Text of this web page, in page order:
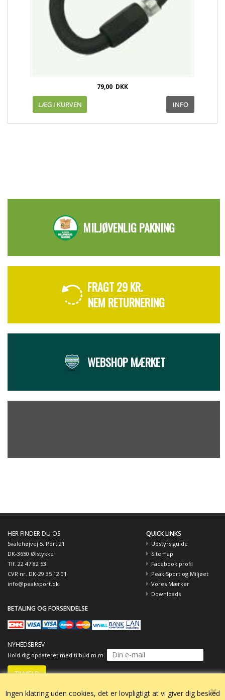
Ingen klatring uden cookies, det er lovpligtigt at vi giver dig besked
79,00DKK
MILJØVENLIG PAKNING
FRAGT 29 KR.
NEM RETURNERING
WEBSHOP MÆRKET
HER FINDER DU OS
Svalehøjvej 5, Port 21
DK-3650 Ølstykke
Tlf. 22 47 82 53
CVR nr. DK-29 35 12 01
info@peaksport.dk
QUICK LINKS
Udstyrs guide
Sitemap
Facebook profil
Peak Sport og Miljøet
Vores Mærker
Downloads
BETALING OG FORSENDELSE
NYHEDSBREV
Hold dig opdateret med tilbud m.m.